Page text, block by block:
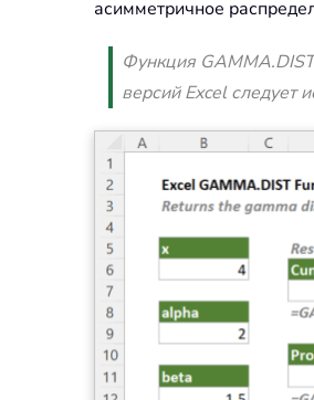
асимметричное
Функция
версий Excel следует